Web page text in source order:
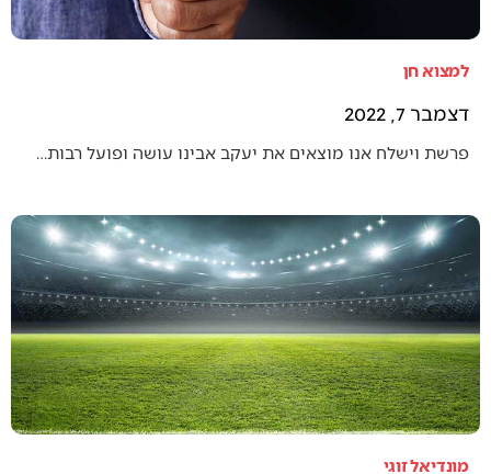
למצוא חן
דצמבר 7, 2022
פרשת וישלח אנו מוצאים את יעקב אבינו עושה ופועל רבות…
מונדיאל זוגי